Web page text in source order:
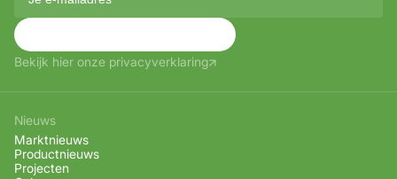
Bekijk hier onze privacyverklaring
Nieuws
Marktnieuws
Productnieuws
Projecten